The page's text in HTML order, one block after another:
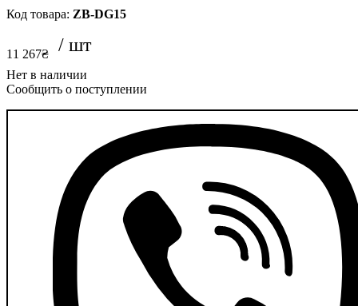
ZB-DG15
11 267₴
Сообщить о поступлении